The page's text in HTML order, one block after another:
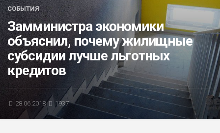
БЛИЦ-ОПРОС
АФИША
СОБЫТИЯ
Замминистра экономики
объяснил, почему жи­лищные
субсидии лучше льготных
кредитов
28.06.2018 1937